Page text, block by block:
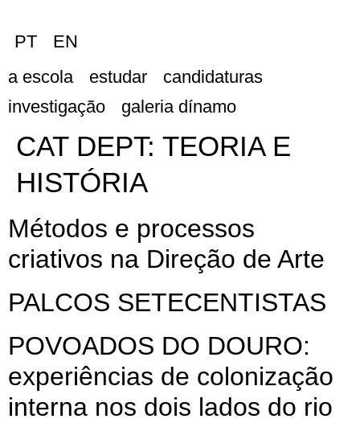
PT
EN
a escola
estudar
candidaturas
investigação
galeria dínamo
CAT DEPT: TEORIA E
HISTÓRIA
Métodos e processos
criativos na Direção de Arte
PALCOS SETECENTISTAS
POVOADOS DO DOURO:
experiências de colonização
interna nos dois lados do rio